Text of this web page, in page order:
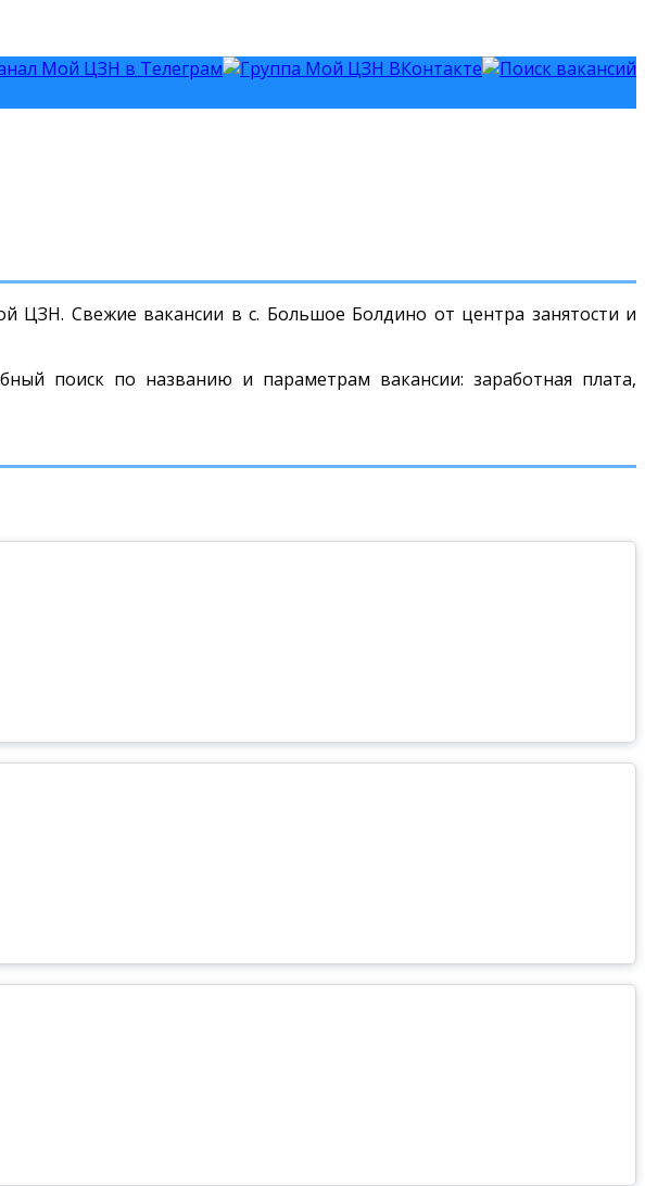
ЦЗН. Свежие вакансии в с. Большое Болдино от центра занятости и
поиск по названию и параметрам вакансии: заработная плата,